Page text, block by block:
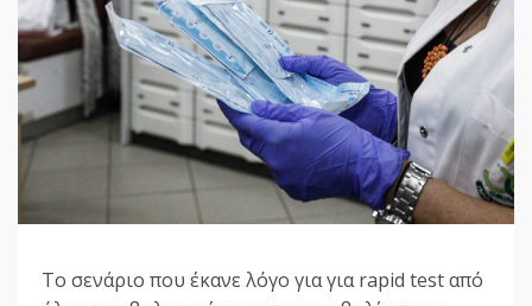
Το σενάριο που έκανε λόγο για για rapid test από